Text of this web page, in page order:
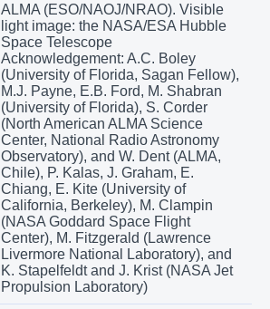
ALMA (ESO/NAOJ/NRAO). Visible
light image: the NASA/ESA Hubble
Space Telescope
Acknowledgement: A.C. Boley
(University of Florida, Sagan Fellow),
M.J. Payne, E.B. Ford, M. Shabran
(University of Florida), S. Corder
(North American ALMA Science
Center, National Radio Astronomy
Observatory), and W. Dent (ALMA,
Chile), P. Kalas, J. Graham, E.
Chiang, E. Kite (University of
California, Berkeley), M. Clampin
(NASA Goddard Space Flight
Center), M. Fitzgerald (Lawrence
Livermore National Laboratory), and
K. Stapelfeldt and J. Krist (NASA Jet
Propulsion Laboratory)